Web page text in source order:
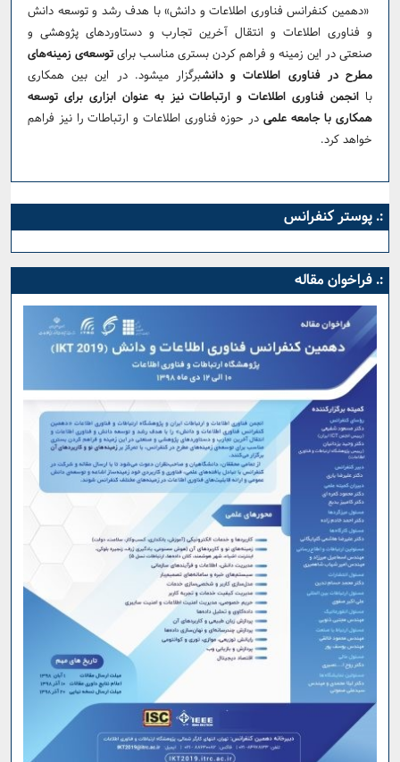
«دهمین کنفرانس فناوری اطلاعات و دانش» با هدف رشد و توسعه دانش
و فناوری اطلاعات و انتقال آخرین تجارب و دستاوردهای پژوهشی و
صنعتی در این زمینه و فراهم کردن بستری مناسب برایتوسعه‌ی زمینه‌های
مطرح در فناوری اطلاعات و دانشبرگزار می­شود. در این بین همکاری
با انجمن فناوری اطلاعات و ارتباطات نیز به عنوان ابزاری برای توسعه
همکاری با جامعه علمی در حوزه فناوری اطلاعات و ارتباطات را نیز فراهم
خواهد کرد.
:. پوستر کنفرانس
:. فراخوان مقاله